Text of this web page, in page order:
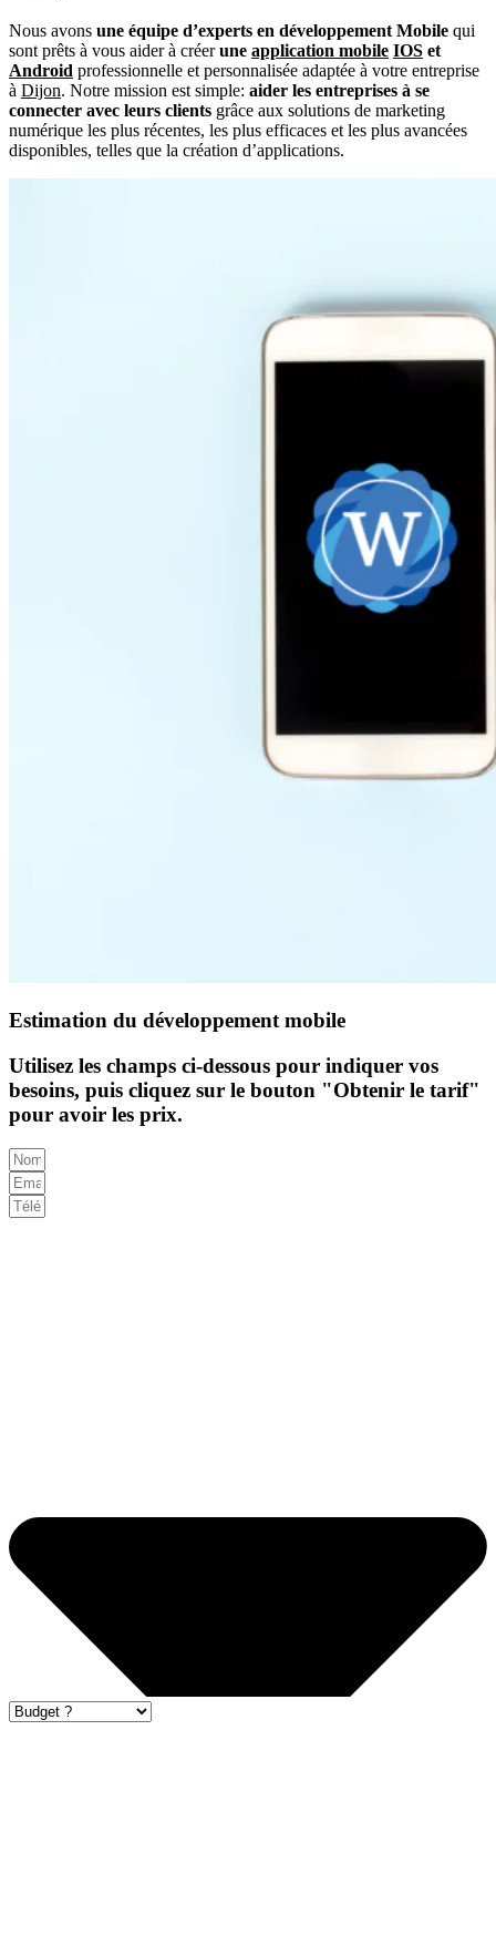
Nous avons une équipe d’experts en développement Mobile qui
sont prêts à vous aider à créerune application mobile IOS et
Android professionnelle et personnalisée adaptée à votre entreprise
à Dijon. Notre mission est simple: aider les entreprises à se
connecter avec leurs clients grâce aux solutions de marketing
numérique les plus récentes, les plus efficaces et les plus avancées
disponibles, telles que la création d’applications.
Estimation du développement mobile
Utilisez les champs ci-dessous pour indiquer vos
besoins, puis cliquez sur le bouton "Obtenir le tarif"
pour avoir les prix.